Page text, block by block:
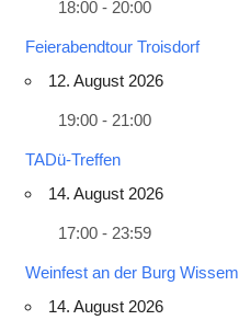
18:00 - 20:00
Feierabendtour Troisdorf
12. August 2026
19:00 - 21:00
TADü-Treffen
14. August 2026
17:00 - 23:59
Weinfest an der Burg Wissem
14. August 2026